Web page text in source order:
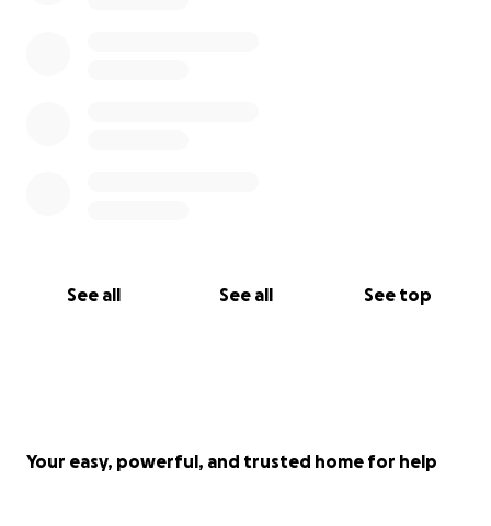
See all See all See top
Your easy, powerful, and trusted home for help